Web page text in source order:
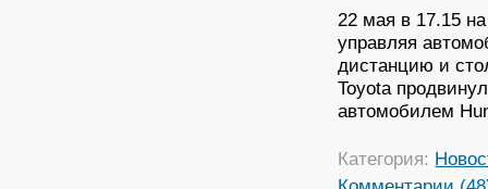
22 мая в 17.15
управляя
дистанцию и
Toyota
автомобилем
Категория: